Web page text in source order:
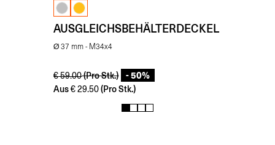
AUSGLEICHSBEHÄLTERDECKEL
Ø 37 mm - M34x4
€59.00(Pro Stk.) - 50%
Aus €29.50 (Pro Stk.)
1 2 3 4